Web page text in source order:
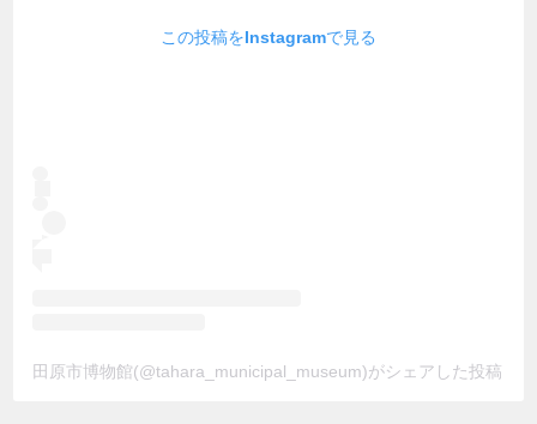
この投稿をInstagramで見る
田原市博物館(@tahara_municipal_museum)がシェアした投稿